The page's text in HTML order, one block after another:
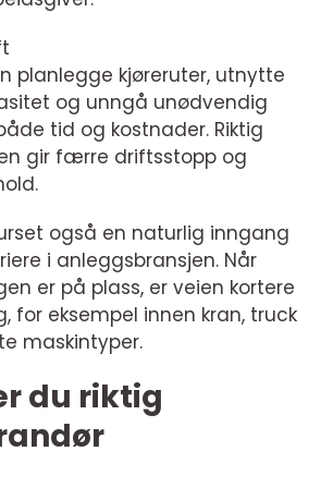
planlegge kjøreruter, utnytte
og unngå unødvendig
tid og kostnader. Riktig
gir færre driftsstopp og
også en naturlig inngang
i anleggsbransjen. Når
er på plass, er veien kortere
for eksempel innen kran, truck
maskintyper.
du riktig